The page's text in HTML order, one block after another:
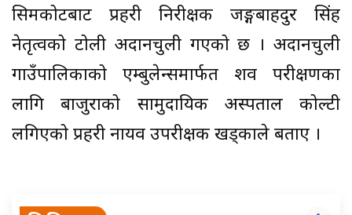
सिमकोटबाट प्रहरी निरीक्षक जङ्गबाहदुर सिंह
नेतृत्वको टोली अदानचुली गएको छ । अदानचुली
गाउँपालिकाको एम्बुलेन्समार्फत शव परीक्षणका
लागि बाजुराको सामुदायिक अस्पताल कोल्टी
लगिएको प्रहरी नायव उपरीक्षक खड्काले बताए ।